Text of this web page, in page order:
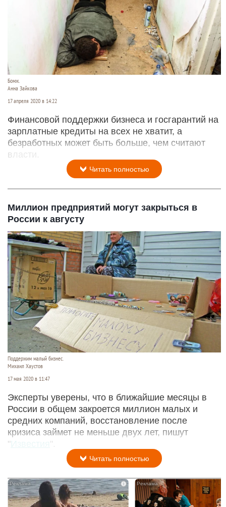
Бомж.
Анна Зайкова
17 апреля 2020 в 14:22
Финансовой поддержки бизнеса и госгарантий на
зарплатные кредиты на всех не хватит, а
безработных может быть больше, чем считают
власти.
Читать полностью
Миллион предприятий могут закрыться в
России к августу
Поддержим малый бизнес.
Михаил Хаустов
17 мая 2020 в 11:47
Эксперты уверены, что в ближайшие месяцы в
России в общем закроется миллион малых и
средних компаний, восстановление после
кризиса займет не меньше двух лет, пишут
"Известия ".
Читать полностью
i